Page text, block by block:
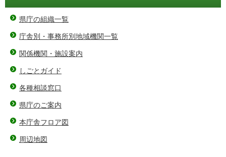
県庁の組織一覧
庁舎別・事務所別地域機関一覧
関係機関・施設案内
しごとガイド
各種相談窓口
県庁のご案内
本庁舎フロア図
周辺地図